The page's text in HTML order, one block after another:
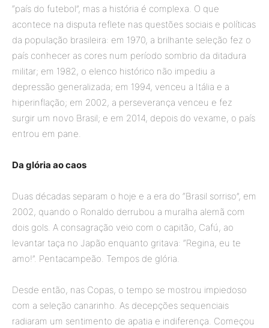
“país do futebol”, mas a história é complexa. O que
acontece na disputa reflete nas questões sociais e políticas
da população brasileira: em 1970, a brilhante seleção fez o
país conhecer as cores num período sombrio da ditadura
militar; em 1982, o elenco histórico não impediu a
depressão generalizada; em 1994, venceu a Itália e a
hiperinflação; em 2002, a perseverança venceu e fez
surgir um novo Brasil; e em 2014, depois do vexame, o país
entrou em pane.
Da glória ao caos
Duas décadas separam o hoje e a era do “Brasil sorriso”, em
2002, quando o Ronaldo derrubou a muralha alemã com
dois gols. A consagração veio com o capitão, Cafú, ao
levantar taça no Japão enquanto gritava: “Regina, eu te
amo!”. Pentacampeão. Tempos de glória.
Desde então, nas Copas, o tempo se mostrou impiedoso
com a seleção canarinho. As decepções sequenciais
radiaram um sentimento de apatia e indiferença. Começou